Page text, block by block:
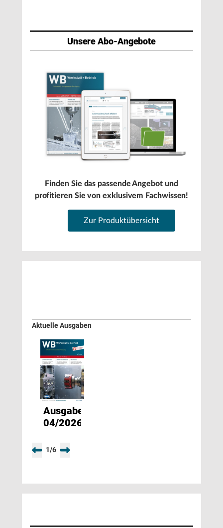
Unsere Abo-Angebote
Finden Sie das passende Angebot und
profitieren Sie von exklusivem Fachwissen!
Zur Produktübersicht
Aktuelle Ausgaben
Ausgabe
04/2026
1/6